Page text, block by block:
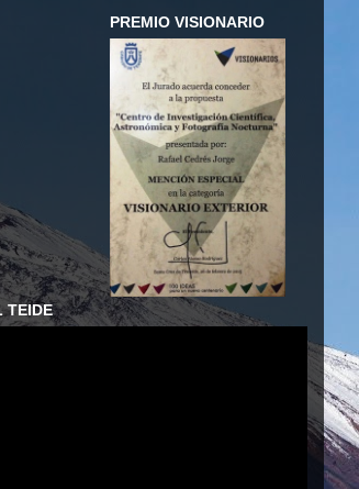
PREMIO VISIONARIO
TEIDE